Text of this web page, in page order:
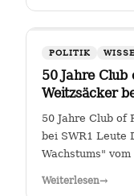
POLITIK
50 Jahre
Weitzsäcker
50 Jahre Club of
bei SWR1 Leute
Wachstums"
Weiterlesen→